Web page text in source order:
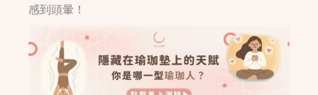
感到頭暈！